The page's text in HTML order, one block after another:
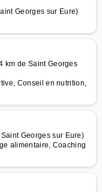
Georges sur Eure)
km de Saint Georges
Conseil en nutrition,
Georges sur Eure)
alimentaire, Coaching